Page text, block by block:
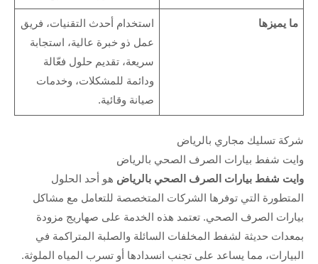
ما يميزها
استخدام أحدث التقنيات، فريق
عمل ذو خبرة عالية، استجابة
سريعة، تقديم حلول فعّالة
ودائمة للمشكلات، وخدمات
صيانة وقائية.
شركة تسليك مجاري بالرياض
وايت شفط بيارات الصرف الصحي بالرياض
وايت شفط بيارات الصرف الصحي بالرياض هو أحد الحلول
المتطورة التي توفرها الشركات المتخصصة للتعامل مع مشاكل
بيارات الصرف الصحي. تعتمد هذه الخدمة على صهاريج مزودة
بمعدات حديثة لشفط المخلفات السائلة والصلبة المتراكمة في
البيارات، مما يساعد على تجنب انسدادها أو تسرب المياه الملوثة.